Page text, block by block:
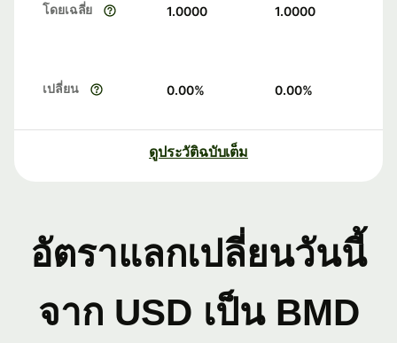
โดยเฉลี่ย 1.0000 1.0000
เปลี่ยน 0.00% 0.00%
ดูประวัติฉบับเต็ม
อัตราแลกเปลี่ยนวันนี้
จาก USD เป็น BMD